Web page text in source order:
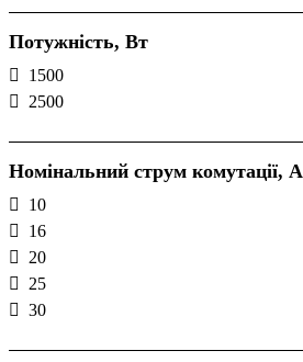
Потужність, Вт
1500
2500
Номінальний струм комутації, А
10
16
20
25
30